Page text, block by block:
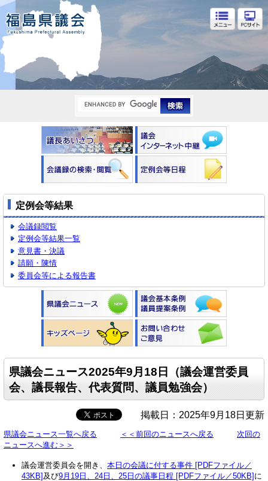
福島県議会
定例会等結果
会議録閲覧
定例会等結果一覧
意見書・決議
請願・陳情
委員会等による報告書
県議会ニュース2025年9月18日（議会運営委員
会、議長報告、代表質問、議員勉強会）
掲載日：2025年9月18日更新
県議会ニュース一覧へ戻る ＜＜前回のニュースへ戻る
次回の
ニュースへ進む＞＞
議会運営委員会を開き、 本日の会議に付する事件 [PDFファイル／
43KB]及び9月19日、24日、25日の議事日程 [PDFファイル／50KB]に